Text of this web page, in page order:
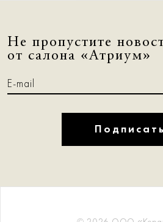
Не пропустите
от салона «Атриум»